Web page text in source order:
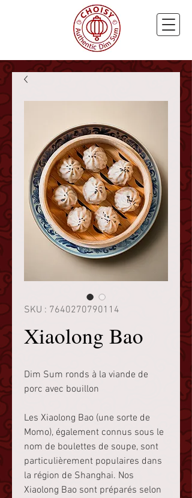
SKU : 7640270790114
Xiaolong Bao
Dim Sum ronds à la viande de
porc avec bouillon
Les Xiaolong Bao (une sorte de
Momo), également connus sous le
nom de boulettes de soupe, sont
particulièrement populaires dans
la région de Shanghai. Nos
Xiaolong Bao sont préparés selon